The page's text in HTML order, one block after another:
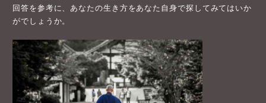
回答を参考に、あなたの生き方をあなた自身で探してみてはいか
がでしょうか。